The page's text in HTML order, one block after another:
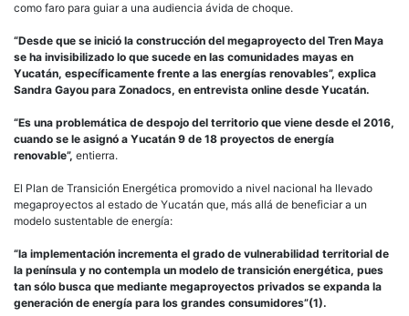
como faro para guiar a una audiencia ávida de choque.
“Desde que se inició la construcción del megaproyecto del Tren Maya
se ha invisibilizado lo que sucede en las comunidades mayas en
Yucatán, específicamente frente a las energías renovables”, explica
Sandra Gayou para Zonadocs, en entrevista online desde Yucatán.
“Es una problemática de despojo del territorio que viene desde el 2016,
cuando se le asignó a Yucatán 9 de 18 proyectos de energía
renovable”, entierra.
El Plan de Transición Energética promovido a nivel nacional ha llevado
megaproyectos al estado de Yucatán que, más allá de beneficiar a un
modelo sustentable de energía:
“la implementación incrementa el grado de vulnerabilidad territorial de
la península y no contempla un modelo de transición energética, pues
tan sólo busca que mediante megaproyectos privados se expanda la
generación de energía para los grandes consumidores”(1).